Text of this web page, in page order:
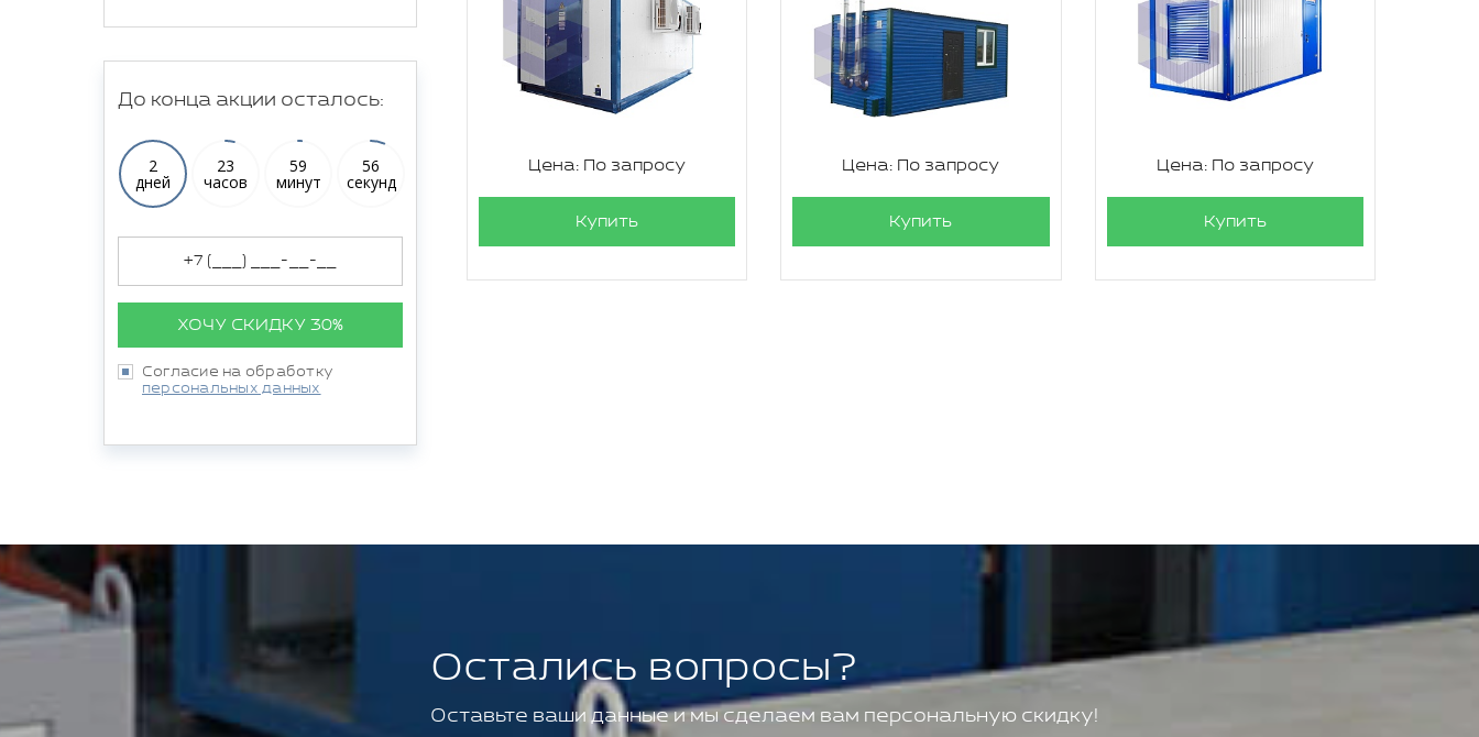
До конца акции осталось:
2
дней
23
часов
59
минут
55
секунд
ХОЧУ СКИДКУ 30%
Согласие на обработку
персональных данных
Цена: По запросу
Купить
Цена: По запросу
Купить
Цена: По запросу
Купить
Остались вопросы?
Оставьте ваши данные и мы сделаем вам персональную скидку!